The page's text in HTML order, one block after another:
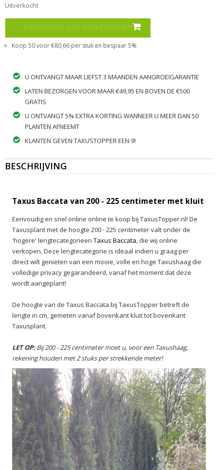
Uitverkocht
Koop 50 voor €80,66 per stuk en bespaar 5%
U ONTVANGT MAAR LIEFST 3 MAANDEN AANGROEIGARANTIE
LATEN BEZORGEN VOOR MAAR €49,95 EN BOVEN DE €500
GRATIS
U ONTVANGT 5% EXTRA KORTING WANNEER U MEER DAN 50
PLANTEN AFNEEMT
KLANTEN GEVEN TAXUSTOPPER EEN 9!
BESCHRIJVING
Taxus Baccata van 200 - 225 centimeter met kluit
Eenvoudig en snel online online te koop bij TaxusTopper.nl! De
Taxusplant met de hoogte 200 - 225 centimeter valt onder de
'hogere' lengtecategorieen Taxus Baccata, die wij online
verkopen. Deze lengtecategorie is ideaal indien u graag per
direct wilt genieten van een mooie, volle en hoge Taxushaag die
volledige privacy gegarandeerd, vanaf het moment dat deze
wordt aangeplant!
De hoogte van de Taxus Baccata bij TaxusTopper betreft de
lengte in cm, gemeten vanaf bovenkant kluit tot bovenkant
Taxusplant.
LET OP:Bij 200 - 225 centimeter moet u, voor een Taxushaag,
rekening houden met 2 stuks per strekkende meter!